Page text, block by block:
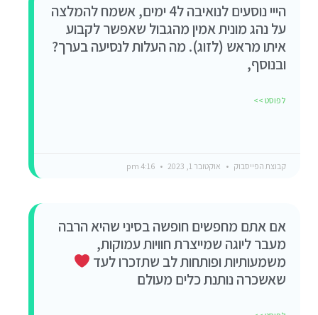
הייי נוסעים לנואיבה ל4 ימים, אשמח להמלצה
על נהג מונית אמין מהגבול שאפשר לקבוע
איתו מראש (לזוג). מה העלות לנסיעה בערך?
ובנוסף,
לפוסט >>
קבוצת הפייסבוק אוקטובר 1, 2023
אם אתם מחפשים חופשה בסיני שהיא הרבה
מעבר ליוגה שמייצרת חוויות עמוקות,
משמעותיות ופותחות לב שתזכרו לעד
שאשכרה נותנת כלים מעולם